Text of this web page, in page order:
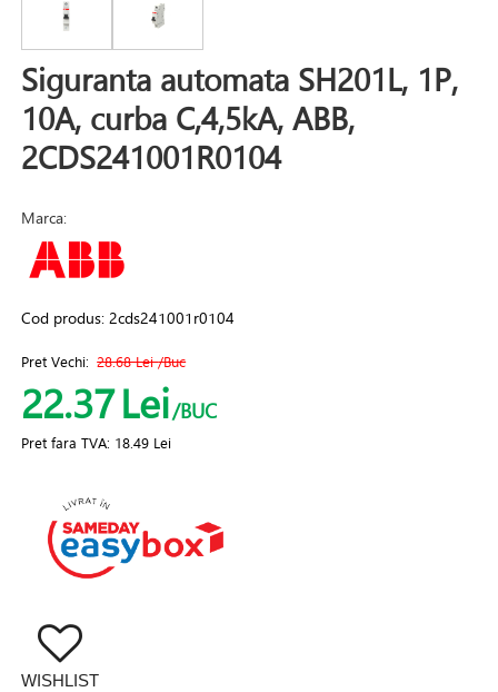
Siguranta automata SH201L, 1P,
10A, curba C,4,5kA, ABB,
2CDS241001R0104
Marca:
Cod produs:2cds241001r0104
Pret Vechi: 28.68 Lei/Buc
22.37Lei/BUC
Pret fara TVA: 18.49 Lei
WISHLIST